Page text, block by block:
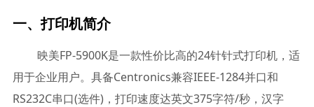
一、打印机简介
映美FP-5900K是一款性价比高的24针针式打印机，适
用于企业用户。具备Centronics兼容IEEE-1284并口和
RS232C串口(选件)，打印速度达英文375字符/秒，汉字